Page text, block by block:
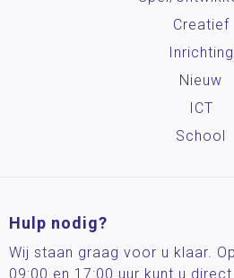
Creatief
Inrichting
Nieuw
ICT
School
Hulp nodig?
Wij staan graag voor u klaar.
09:00 en 17:00 uur kunt u